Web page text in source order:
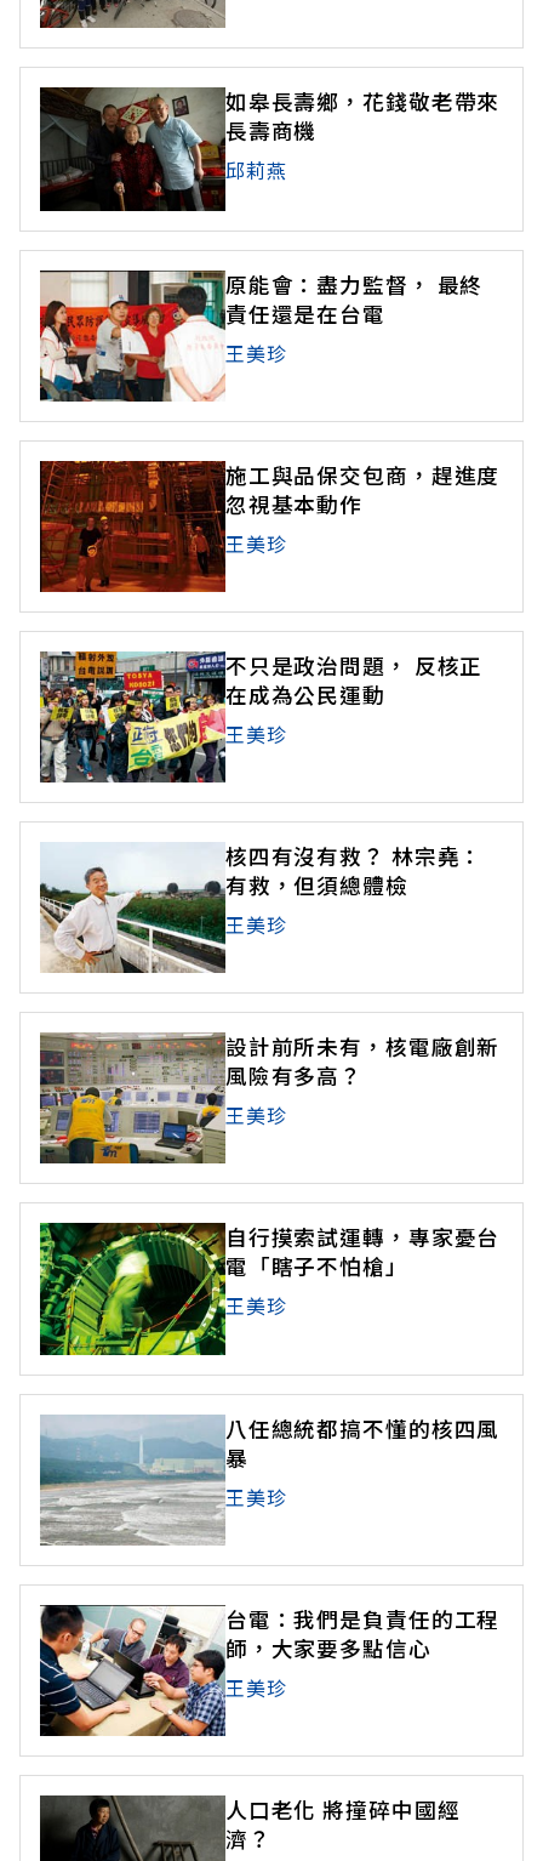
如皋長壽鄉，花錢敬老帶來
長壽商機
邱莉燕
原能會：盡力監督， 最終
責任還是在台電
王美珍
施工與品保交包商，趕進度
忽視基本動作
王美珍
不只是政治問題， 反核正
在成為公民運動
王美珍
核四有沒有救？ 林宗堯：
有救，但須總體檢
王美珍
設計前所未有，核電廠創新
風險有多高？
王美珍
自行摸索試運轉，專家憂台
電「瞎子不怕槍」
王美珍
八任總統都搞不懂的核四風
暴
王美珍
台電：我們是負責任的工程
師，大家要多點信心
王美珍
人口老化 將撞碎中國經
濟？